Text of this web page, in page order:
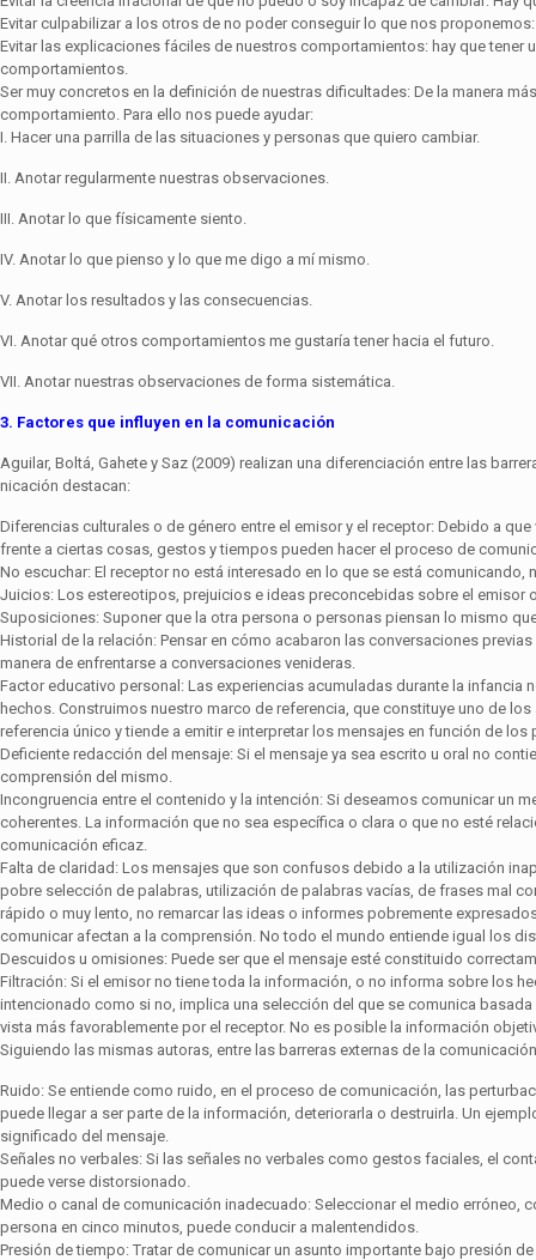
Evitar culpabilizar a los otros de no poder conseguir lo que nos
Evitar las explicaciones fáciles de nuestros comportamientos: hay que
comportamientos.
Ser muy concretos en la definición de nuestras dificultades: De la manera
comportamiento. Para ello nos puede ayudar:
I. Hacer una parrilla de las situaciones y personas que quiero cambiar.
II. Anotar regularmente nuestras observaciones.
III. Anotar lo que físicamente siento.
IV. Anotar lo que pienso y lo que me digo a mí mismo.
V. Anotar los resultados y las consecuencias.
VI. Anotar qué otros comportamientos me gustaría tener hacia el futuro.
VII. Anotar nuestras observaciones de forma sistemática.
3. Factores que influyen en la comunicación
Aguilar, Boltá, Gahete y Saz (2009) realizan una diferenciación entre las
nicación destacan:
Diferencias culturales o de género entre el emisor y el receptor: Debido a
frente a ciertas cosas, gestos y tiempos pueden hacer el proceso de
No escuchar: El receptor no está interesado en lo que se está
Juicios: Los estereotipos, prejuicios e ideas preconcebidas sobre el
Suposiciones: Suponer que la otra persona o personas piensan lo mismo
Historial de la relación: Pensar en cómo acabaron las conversaciones
manera de enfrentarse a conversaciones venideras.
Factor educativo personal: Las experiencias acumuladas durante la
hechos. Construimos nuestro marco de referencia, que cons­tituye uno de
referencia único y tiende a emitir e interpretar los mensajes en función de los
Deficiente redacción del mensaje: Si el mensaje ya sea escrito u oral no
comprensión del mismo.
Incongruencia entre el contenido y la intención: Si deseamos comunicar un
coherentes. La información que no sea específica o clara o que no esté
comunicación eficaz.
Falta de claridad: Los mensajes que son confusos debido a la utilización
pobre selección de palabras, utilización de palabras vacías, de frases mal
rápido o muy lento, no remarcar las ideas o informes pobremente
comunicar afectan a la com­prensión. No todo el mundo entiende igual los
Descuidos u omisiones: Puede ser que el mensaje esté constituido
Filtración: Si el emisor no tiene toda la información, o no informa sobre los
intencionado como si no, implica una selección del que se comu­nica
vista más favorablemente por el receptor. No es posible la información
Siguiendo las mismas autoras, entre las barreras externas de la
Ruido: Se entiende como ruido, en el proceso de comunicación, las
puede llegar a ser parte de la información, deteriorarla o destruirla. Un
significado del mensaje.
Señales no verbales: Si las señales no verbales como gestos faciales, el
puede verse distorsionado.
Medio o canal de comunicación inadecuado: Seleccionar el medio erróneo,
persona en cinco minutos, puede conducir a malentendidos.
Presión de tiempo: Tratar de comunicar un asunto importante bajo presión